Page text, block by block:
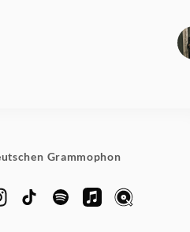
Grammophon